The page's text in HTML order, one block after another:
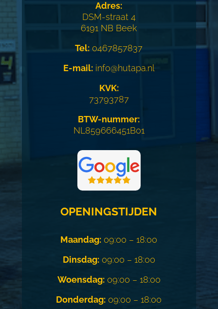
Adres:
DSM-straat 4
6191 NB Beek
Tel: 0467857837
E-mail:info@hutapa.nl
KVK:
73793787
BTW-nummer:
NL859666451B01
OPENINGSTIJDEN
Maandag: 09:00 – 18:00
Dinsdag:09:00 – 18:00
Woensdag:09:00 – 18:00
Donderdag: 09:00 – 18:00